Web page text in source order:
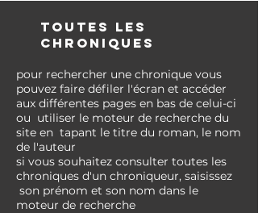
TOUTES LES
CHRONIQUES
pour rechercher une chronique vous
pouvez faire défiler l'écran et accéder
aux différentes pages en bas de celui-ci
ou utiliser le moteur de recherche du
site en tapant le titre du roman, le nom
de l'auteur
si vous souhaitez consulter toutes les
chroniques d'un chroniqueur, saisissez
son prénom et son nom dans le
moteur de recherche